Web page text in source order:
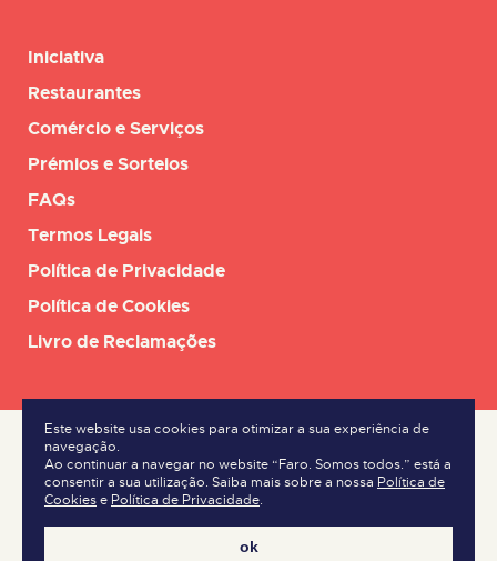
Este website usa cookies para otimizar a sua experiência de
navegação.
Ao continuar a navegar no website “Faro. Somos todos.” está a
consentir a sua utilização. Saiba mais sobre a nossa Política de
Cookies e Política de Privacidade.
ok
Iniciativa
Restaurantes
Comércio e Serviços
Prémios e Sorteios
FAQs
Termos Legais
Política de Privacidade
Política de Cookies
Livro de Reclamações